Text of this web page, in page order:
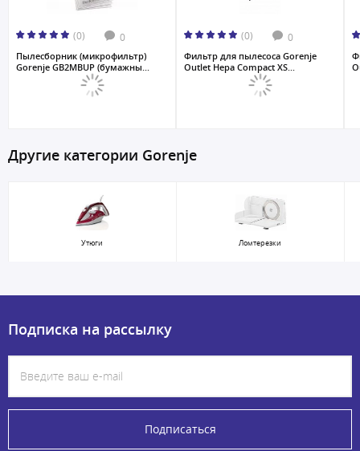
(0) 0
Пылесборник (микрофильтр)
Gorenje GB2MBUP (бумажны...
(0) 0
Фильтр для пылесоса Gorenje
Outlet Hepa Compact XS...
Другие категории Gorenje
Утюги Ломтерезки
Подписка на рассылку
Подписаться